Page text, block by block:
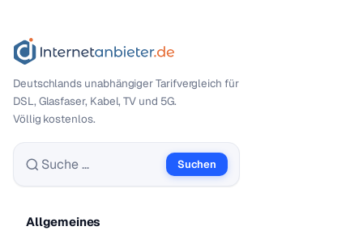
Deutschlands unabhängiger Tarif­vergleich für
DSL, Glasfaser, Kabel, TV und 5G.
Völlig kostenlos.
Suche nach:
Suchen
Allgemeines